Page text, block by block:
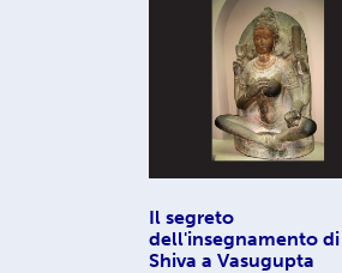
Il segreto
dell'insegnamento di
Shiva a Vasugupta